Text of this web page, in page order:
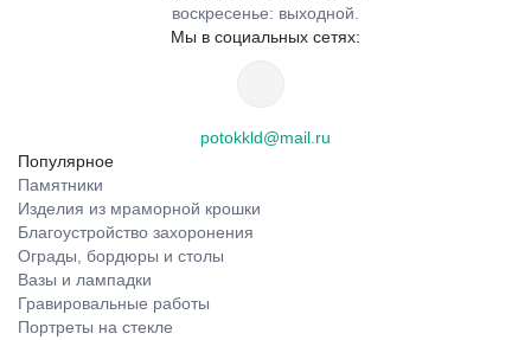
воскресенье: выходной.
Мы в социальных сетях:
potokkld@mail.ru
Популярное
Памятники
Изделия из мраморной крошки
Благоустройство захоронения
Ограды, бордюры и столы
Вазы и лампадки
Гравировальные работы
Портреты на стекле